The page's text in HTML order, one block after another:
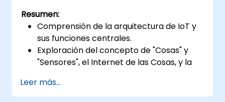
Resumen:
Comprensión de la arquitectura de IoT y
sus funciones centrales.
Exploración del concepto de "Cosas" y
"Sensores", el Internet de las Cosas, y la
soluciones de IoT.
Visión general integral de los
Leer más...